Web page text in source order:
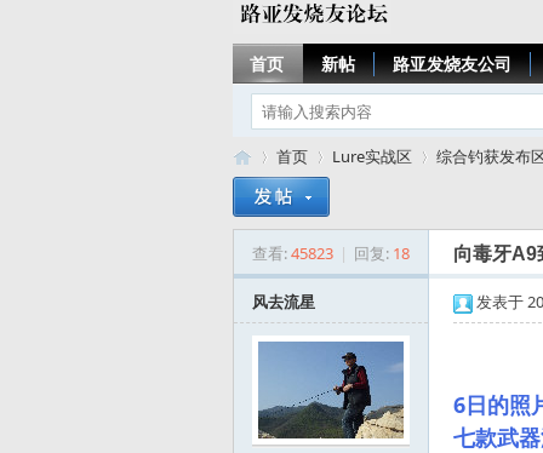
首页 新帖 路亚发烧友公司
»
首页
›
Lure实战区 综合钓获发布
查看:45823 | 回复: 18 向毒牙A9
风去流星 发表于
6日的照
七款武